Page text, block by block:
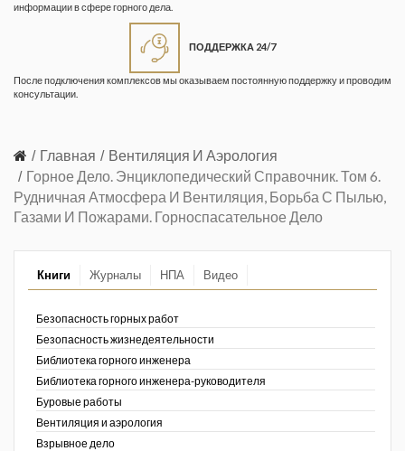
информации в сфере горного дела.
ПОДДЕРЖКА 24/7
После подключения комплексов мы оказываем постоянную поддержку и проводим
консультации.
Главная
Вентиляция И Аэрология
Горное Дело. Энциклопедический Справочник. Том 6.
Рудничная Атмосфера И Вентиляция, Борьба С Пылью,
Газами И Пожарами. Горноспасательное Дело
Книги Журналы НПА Видео
Безопасность горных работ
Безопасность жизнедеятельности
Библиотека горного инженера
Библиотека горного инженера-руководителя
Буровые работы
Вентиляция и аэрология
Взрывное дело
безопасность»
Информационный бюллетень
Информация и космос
Маркшейдерия и недропользование
Маркшейдерский вестник
Медицина катастроф
Минеральные ресурсы России
Нефтегазовая вертикаль